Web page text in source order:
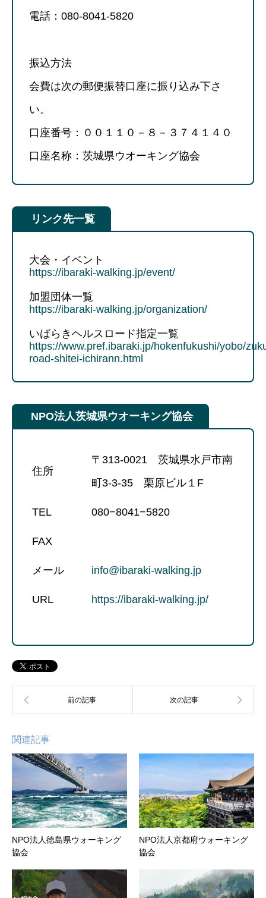
電話：080-8041-5820
振込方法
会費は次の郵便振替口座に振り込み下さ
い。
口座番号：００１１０－８－３７４１４０
口座名称：茨城県ウオーキング協会
リンク先一覧
大会・イベント
https://ibaraki-walking.jp/event/
加盟団体一覧
https://ibaraki-walking.jp/organization/
いばらきヘルスロード指定一覧
https://www.pref.ibaraki.jp/hokenfukushi/yobo/
road-shitei-ichirann.html
NPO法人茨城県ウオーキング協会
住所
〒313-0021 茨城県水戸市南
町3-3-35 栗原ビル１F
TEL 080−8041−5820
FAX
メール info@ibaraki-walking.jp
URL https://ibaraki-walking.jp/
関連記事
NPO法人徳島県ウォーキング
協会
NPO法人京都府ウォーキング
協会